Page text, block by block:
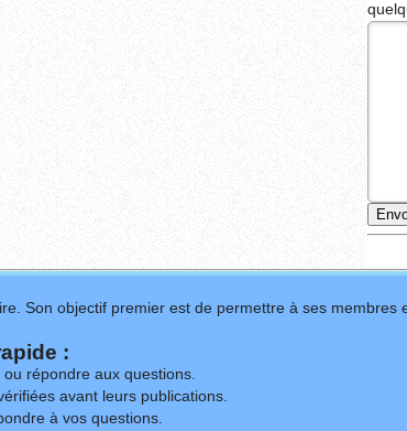
Son objectif premier est de permettre à ses membres
:
répondre aux questions.
avant leurs publications.
à vos questions.